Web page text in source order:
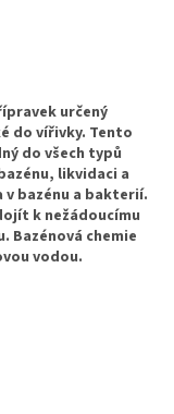
určený
do vířivky. Tento
do všech typů
likvidaci a
v bazénu a bakterií.
k nežádoucímu
Bazénová chemie
vodou.